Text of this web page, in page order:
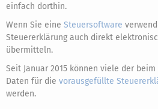
einfach dorthin.
Wenn Sie eine Steuersoftware
Steuererklärung auch direkt
übermitteln.
Seit Januar 2015 können viele der
Daten für die vorausgefüllte
werden.